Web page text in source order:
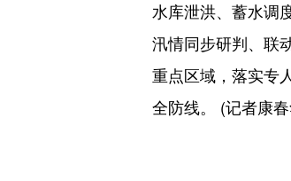
水库泄洪、蓄水调
汛情同步研判、联
重点区域，落实专
全防线。 (记者康